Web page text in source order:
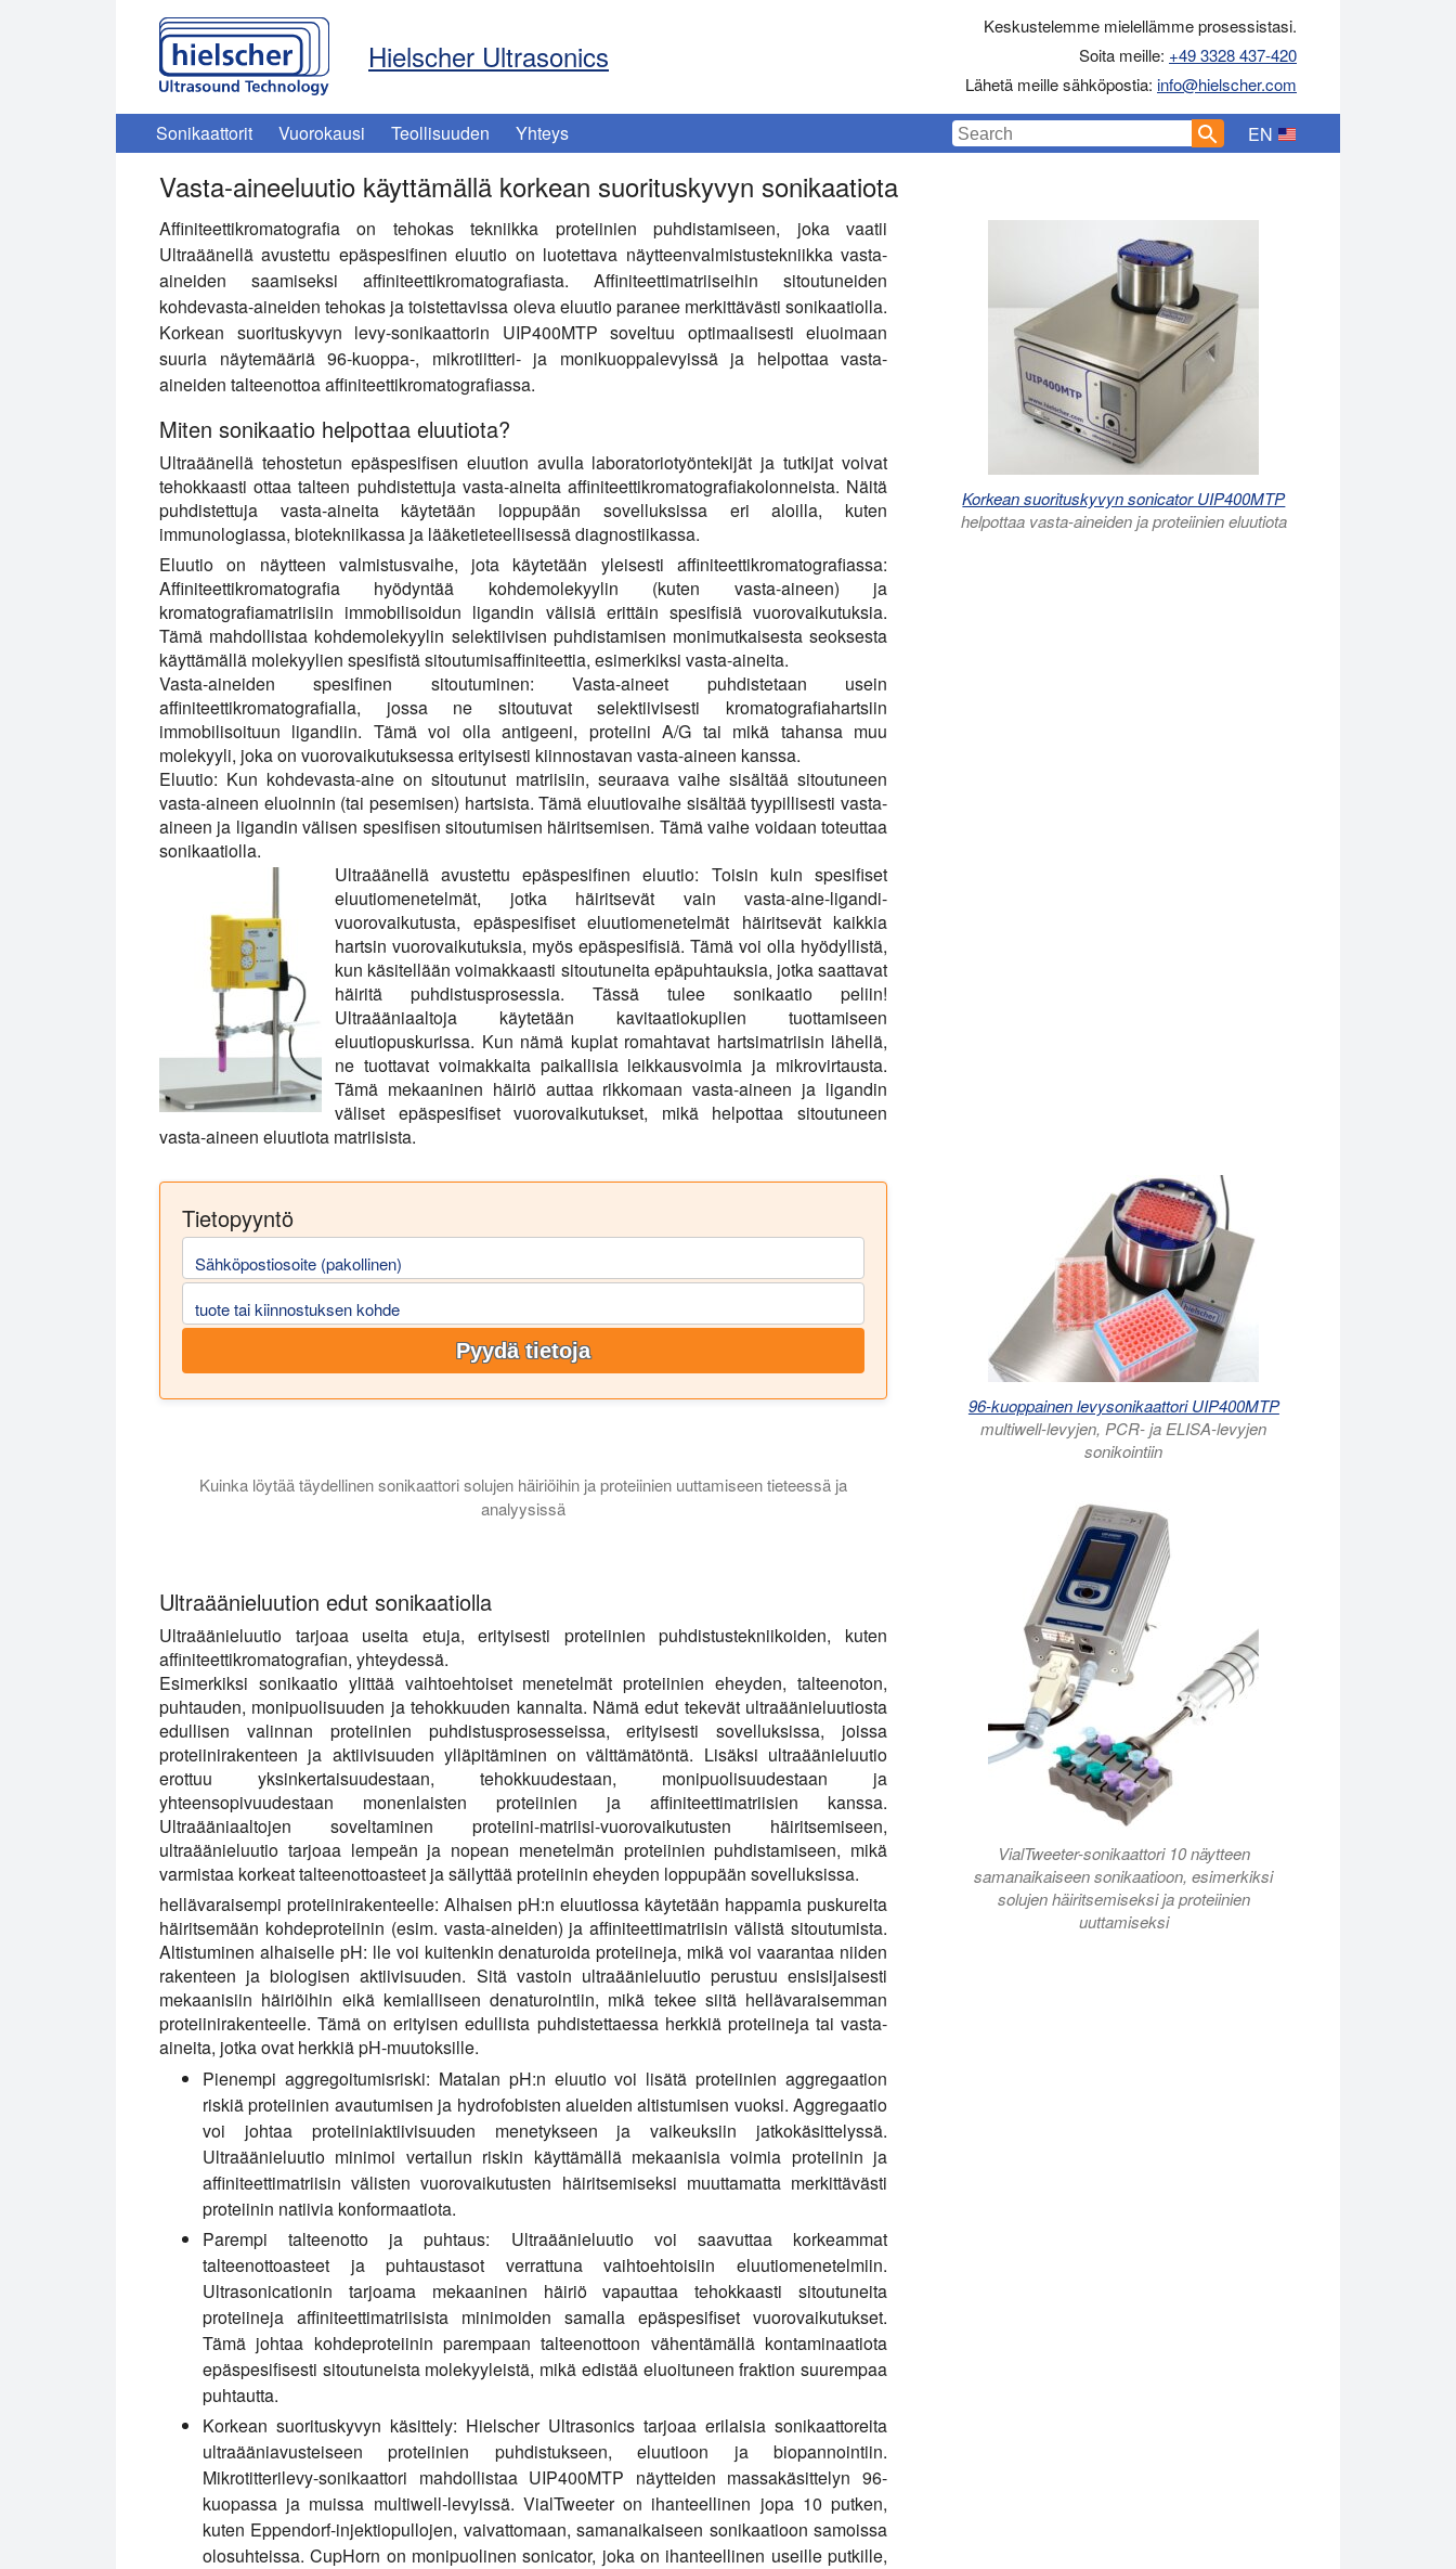
Hielscher Ultrasonics
Keskustelemme mielellämme prosessistasi.
Soita meille: +49 3328 437-420
Lähetä meille sähköpostia: info@hielscher.com
Sonikaattorit Vuorokausi Teollisuuden Yhteys EN
Vasta-aineeluutio käyttämällä korkean suorituskyvyn sonikaatiota
Affiniteettikromatografia on tehokas tekniikka proteiinien puhdistamiseen, joka vaatii
Ultraäänellä avustettu epäspesifinen eluutio on luotettava näytteenvalmistustekniikka vasta-
aineiden saamiseksi affiniteettikromatografiasta. Affiniteettimatriiseihin sitoutuneiden
kohdevasta-aineiden tehokas ja toistettavissa oleva eluutio paranee merkittävästi sonikaatiolla.
Korkean suorituskyvyn levy-sonikaattorin UIP400MTP soveltuu optimaalisesti eluoimaan
suuria näytemääriä 96-kuoppa-, mikrotiitteri- ja monikuoppalevyissä ja helpottaa vasta-
aineiden talteenottoa affiniteettikromatografiassa.
Miten sonikaatio helpottaa eluutiota?
Ultraäänellä tehostetun epäspesifisen eluution avulla laboratoriotyöntekijät ja tutkijat voivat
tehokkaasti ottaa talteen puhdistettuja vasta-aineita affiniteettikromatografiakolonneista. Näitä
puhdistettuja vasta-aineita käytetään loppupään sovelluksissa eri aloilla, kuten
immunologiassa, biotekniikassa ja lääketieteellisessä diagnostiikassa.
Eluutio on näytteen valmistusvaihe, jota käytetään yleisesti affiniteettikromatografiassa:
Affiniteettikromatografia hyödyntää kohdemolekyylin (kuten vasta-aineen) ja
kromatografiamatriisiin immobilisoidun ligandin välisiä erittäin spesifisiä vuorovaikutuksia.
Tämä mahdollistaa kohdemolekyylin selektiivisen puhdistamisen monimutkaisesta seoksesta
käyttämällä molekyylien spesifistä sitoutumisaffiniteettia, esimerkiksi vasta-aineita.
Vasta-aineiden spesifinen sitoutuminen: Vasta-aineet puhdistetaan usein
affiniteettikromatografialla, jossa ne sitoutuvat selektiivisesti kromatografiahartsiin
immobilisoituun ligandiin. Tämä voi olla antigeeni, proteiini A/G tai mikä tahansa muu
molekyyli, joka on vuorovaikutuksessa erityisesti kiinnostavan vasta-aineen kanssa.
Eluutio: Kun kohdevasta-aine on sitoutunut matriisiin, seuraava vaihe sisältää sitoutuneen
vasta-aineen eluoinnin (tai pesemisen) hartsista. Tämä eluutiovaihe sisältää tyypillisesti vasta-
aineen ja ligandin välisen spesifisen sitoutumisen häiritsemisen. Tämä vaihe voidaan toteuttaa
sonikaatiolla.
Ultraäänellä avustettu epäspesifinen eluutio: Toisin kuin spesifiset
eluutiomenetelmät, jotka häiritsevät vain vasta-aine-ligandi-
vuorovaikutusta, epäspesifiset eluutiomenetelmät häiritsevät kaikkia
hartsin vuorovaikutuksia, myös epäspesifisiä. Tämä voi olla hyödyllistä,
kun käsitellään voimakkaasti sitoutuneita epäpuhtauksia, jotka saattavat
häiritä puhdistusprosessia. Tässä tulee sonikaatio peliin!
Ultraääniaaltoja käytetään kavitaatiokuplien tuottamiseen
eluutiopuskurissa. Kun nämä kuplat romahtavat hartsimatriisin lähellä,
ne tuottavat voimakkaita paikallisia leikkausvoimia ja mikrovirtausta.
Tämä mekaaninen häiriö auttaa rikkomaan vasta-aineen ja ligandin
väliset epäspesifiset vuorovaikutukset, mikä helpottaa sitoutuneen
vasta-aineen eluutiota matriisista.
Korkean suorituskyvyn sonicator UIP400MTP
helpottaa vasta-aineiden ja proteiinien eluutiota
Tietopyyntö
Sähköpostiosoite (pakollinen)
tuote tai kiinnostuksen kohde
Pyydä tietoja
Kuinka löytää täydellinen sonikaattori solujen häiriöihin ja proteiinien uuttamiseen tieteessä ja
analyysissä
Tämä opetusohjelma selittää, minkä tyyppinen sonikaattori on paras näytteenvalmistustehtäviin, kuten lyysiin, solujen häiriöihin, proteiinien eristämiseen, DNA: n
Ultraäänieluution edut sonikaatiolla
Ultraäänieluutio tarjoaa useita etuja, erityisesti proteiinien puhdistustekniikoiden, kuten
affiniteettikromatografian, yhteydessä.
Esimerkiksi sonikaatio ylittää vaihtoehtoiset menetelmät proteiinien eheyden, talteenoton,
puhtauden, monipuolisuuden ja tehokkuuden kannalta. Nämä edut tekevät ultraäänieluutiosta
edullisen valinnan proteiinien puhdistusprosesseissa, erityisesti sovelluksissa, joissa
proteiinirakenteen ja aktiivisuuden ylläpitäminen on välttämätöntä. Lisäksi ultraäänieluutio
erottuu yksinkertaisuudestaan, tehokkuudestaan, monipuolisuudestaan ja
yhteensopivuudestaan monenlaisten proteiinien ja affiniteettimatriisien kanssa.
Ultraääniaaltojen soveltaminen proteiini-matriisi-vuorovaikutusten häiritsemiseen,
ultraäänieluutio tarjoaa lempeän ja nopean menetelmän proteiinien puhdistamiseen, mikä
varmistaa korkeat talteenottoasteet ja säilyttää proteiinin eheyden loppupään sovelluksissa.
hellävaraisempi proteiinirakenteelle: Alhaisen pH:n eluutiossa käytetään happamia puskureita
häiritsemään kohdeproteiinin (esim. vasta-aineiden) ja affiniteettimatriisin välistä sitoutumista.
Altistuminen alhaiselle pH: lle voi kuitenkin denaturoida proteiineja, mikä voi vaarantaa niiden
rakenteen ja biologisen aktiivisuuden. Sitä vastoin ultraäänieluutio perustuu ensisijaisesti
mekaanisiin häiriöihin eikä kemialliseen denaturointiin, mikä tekee siitä hellävaraisemman
proteiinirakenteelle. Tämä on erityisen edullista puhdistettaessa herkkiä proteiineja tai vasta-
aineita, jotka ovat herkkiä pH-muutoksille.
Pienempi aggregoitumisriski: Matalan pH:n eluutio voi lisätä proteiinien aggregaation
riskiä proteiinien avautumisen ja hydrofobisten alueiden altistumisen vuoksi. Aggregaatio
voi johtaa proteiiniaktiivisuuden menetykseen ja vaikeuksiin jatkokäsittelyssä.
Ultraäänieluutio minimoi vertailun riskin käyttämällä mekaanisia voimia proteiinin ja
affiniteettimatriisin välisten vuorovaikutusten häiritsemiseksi muuttamatta merkittävästi
proteiinin natiivia konformaatiota.
Parempi talteenotto ja puhtaus: Ultraäänieluutio voi saavuttaa korkeammat
talteenottoasteet ja puhtaustasot verrattuna vaihtoehtoisiin eluutiomenetelmiin.
Ultrasonicationin tarjoama mekaaninen häiriö vapauttaa tehokkaasti sitoutuneita
proteiineja affiniteettimatriisista minimoiden samalla epäspesifiset vuorovaikutukset.
Tämä johtaa kohdeproteiinin parempaan talteenottoon vähentämällä kontaminaatiota
epäspesifisesti sitoutuneista molekyyleistä, mikä edistää eluoituneen fraktion suurempaa
puhtautta.
Korkean suorituskyvyn käsittely: Hielscher Ultrasonics tarjoaa erilaisia sonikaattoreita
ultraääniavusteiseen proteiinien puhdistukseen, eluutioon ja biopannointiin.
Mikrotitterilevy-sonikaattori mahdollistaa UIP400MTP näytteiden massakäsittelyn 96-
kuopassa ja muissa multiwell-levyissä. VialTweeter on ihanteellinen jopa 10 putken,
kuten Eppendorf-injektiopullojen, vaivattomaan, samanaikaiseen sonikaatioon samoissa
olosuhteissa. CupHorn on monipuolinen sonicator, joka on ihanteellinen useille putkille,
96-kuoppainen levysonikaattori UIP400MTP
multiwell-levyjen, PCR- ja ELISA-levyjen
sonikointiin
VialTweeter-sonikaattori 10 näytteen
samanaikaiseen sonikaatioon, esimerkiksi
solujen häiritsemiseksi ja proteiinien
uuttamiseksi